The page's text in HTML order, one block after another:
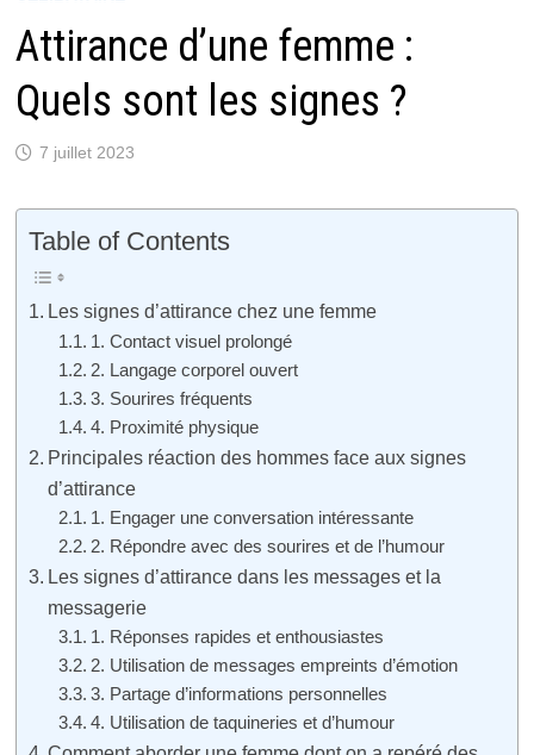
Attirance d’une femme :
Quels sont les signes ?
7 juillet 2023
Table of Contents
Les signes d’attirance chez une femme
1. Contact visuel prolongé
2. Langage corporel ouvert
3. Sourires fréquents
4. Proximité physique
Principales réaction des hommes face aux signes
d’attirance
1. Engager une conversation intéressante
2. Répondre avec des sourires et de l’humour
Les signes d’attirance dans les messages et la
messagerie
1. Réponses rapides et enthousiastes
2. Utilisation de messages empreints d’émotion
3. Partage d’informations personnelles
4. Utilisation de taquineries et d’humour